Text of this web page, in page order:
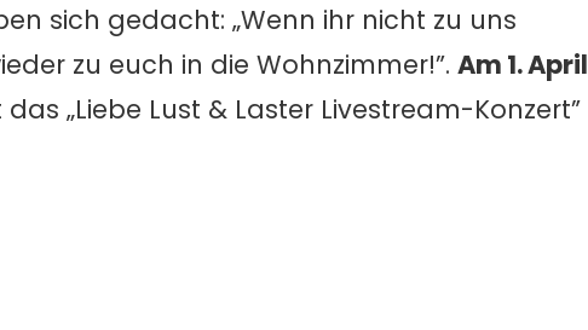
sich gedacht: „Wenn ihr nicht zu uns
zu euch in die Wohnzimmer!”. Am 1. April
„Liebe Lust & Laster Livestream-Konzert”